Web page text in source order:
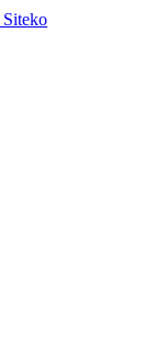
Siteko